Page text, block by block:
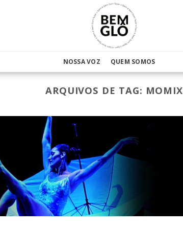
NOSSA VOZ QUEM SOMOS
ARQUIVOS DE TAG: MOMIX